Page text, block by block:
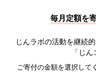
毎月定額を
じんラボの活動を継続
「じ
ご寄付の金額を選択して